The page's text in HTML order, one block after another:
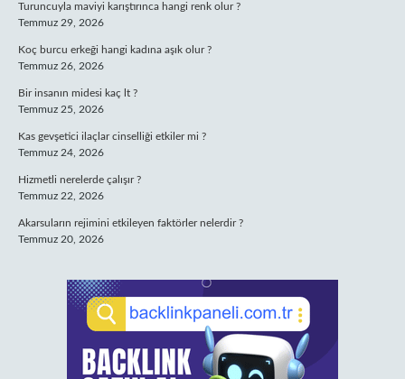
Turuncuyla maviyi karıştırınca hangi renk olur ?
Temmuz 29, 2026
Koç burcu erkeği hangi kadına aşık olur ?
Temmuz 26, 2026
Bir insanın midesi kaç lt ?
Temmuz 25, 2026
Kas gevşetici ilaçlar cinselliği etkiler mi ?
Temmuz 24, 2026
Hizmetli nerelerde çalışır ?
Temmuz 22, 2026
Akarsuların rejimini etkileyen faktörler nelerdir ?
Temmuz 20, 2026